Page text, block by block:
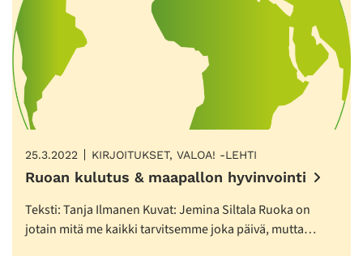
25.3.2022 KIRJOITUKSET, VALOA! -LEHTI
Ruoan kulutus & maapallon hyvinvointi
Teksti: Tanja Ilmanen Kuvat: Jemina Siltala Ruoka on
jotain mitä me kaikki tarvitsemme joka päivä, mutta…